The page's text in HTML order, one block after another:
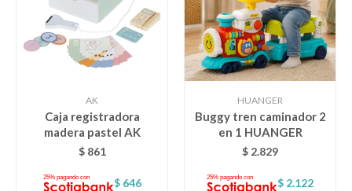
AK
Caja registradora
madera pastel AK
$ 861
$ 646
HUANGER
Buggy tren caminador 2
en 1 HUANGER
$ 2.829
$ 2.122
Textiles
Bolsos y mochilas maternales